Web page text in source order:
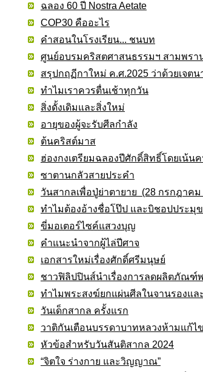
ฉลอง 60 ปี Nostra Aetate
COP30 คืออะไร
คำสอนในโรงเรียน... ชนบท
ศูนย์อบรมคริสตศาสนธรรมฯ สามพรา
สรุปกฤฏีกาใหม่ ค.ศ.2025 ว่าด้วยเจต
ทำไมเราควรตื่นเช้าทุกวัน
สิ่งดั้งเดิมและสิ่งใหม่
อายุของผู้จะรับศีลกำลัง
ต้นคริสต์มาส
ฮ่องกงเตรียมฉลองปีศักดิ์สิทธิ์โดยเน้น
ซาตานกลัวสายประคำ
วันสากลเพื่อปู่ย่าตายาย (28 กรกฎาคม
ทำไมต้องอ้างชื่อโป๊ป และบิชอปประมุ
ขี่มอเตอร์ไซค์แสวงบุญ
คำแนะนำจากผู้ไล่ปีศาจ
เอกสารใหม่เรื่องศักดิ์ศรีมนุษย์
ชาวฟิลิปปินส์นำเรื่องการลดผลิตภัณฑ์
ทำไมพระสงฆ์ยกแผ่นศีลในจานรองแ
วันเด็กสากล ครั้งแรก
วาติกันเตือนบรรดาบาทหลวงห้ามแก้
หัวข้อสำหรับวันสันติสากล 2024
“จิตใจ ร่างกาย และวิญญาณ”